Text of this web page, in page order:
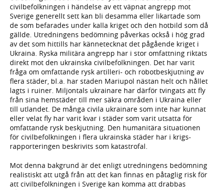
civil­befolk­ningen i händelse av ett väpnat angrepp mot
Sverige generellt sett kan bli desamma eller likartade som
de som befarades under kalla kriget och den hotbild som då
gällde. Utred­ningens bedöm­ning påverkas också i hög grad
av det som hittills har känne­tecknat det pågående kriget i
Ukraina. Ryska militära angrepp har i stor omfatt­ning riktats
direkt mot den ukrainska civil­befolk­ningen. Det har varit
fråga om omfat­tande rysk artilleri- och robot­beskjut­ning av
flera städer, bl.a. har staden Mariupol nästan helt och hållet
lagts i ruiner. Miljontals ukrainare har därför tvingats att fly
från sina hem­städer till mer säkra områden i Ukraina eller
till utlandet. De många civila ukrainare som inte har kunnat
eller velat fly har varit kvar i städer som varit utsatta för
omfat­tande rysk beskjutning. Den humani­tära situationen
för civil­befolk­ningen i flera ukrainska städer har i krigs­
rapporteringen beskrivits som katastrofal.
Mot denna bakgrund är det enligt utred­ningens bedöm­ning
realistiskt att utgå från att det kan finnas en påtaglig risk för
att civil­befolkningen i Sverige kan komma att drabbas